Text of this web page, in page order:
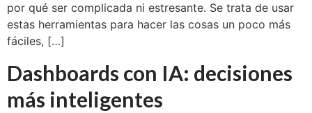
por qué ser complicada ni estresante. Se trata de usar
estas herramientas para hacer las cosas un poco más
fáciles, […]
Dashboards con IA: decisiones
más inteligentes